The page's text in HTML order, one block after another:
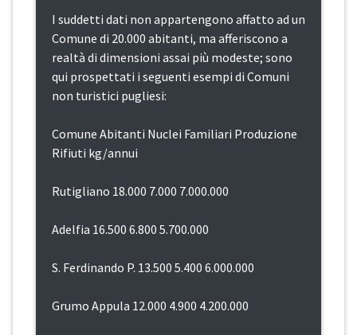
I suddetti dati non appartengono affatto ad un
Comune di 20.000 abitanti, ma afferiscono a
realtà di dimensioni assai più modeste; sono
qui prospettati i seguenti esempi di Comuni
non turistici pugliesi:
Comune Abitanti Nuclei Familiari Produzione
Rifiuti kg/annui
Rutigliano 18.000 7.000 7.000.000
Adelfia 16.500 6.800 5.700.000
S. Ferdinando P. 13.500 5.400 6.000.000
Grumo Appula 12.000 4.900 4.200.000